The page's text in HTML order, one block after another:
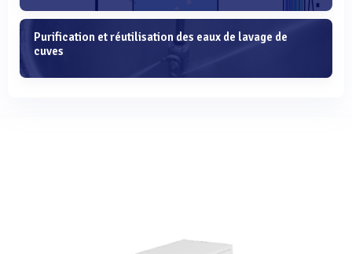
Purification et réutilisation des eaux de lavage de
cuves